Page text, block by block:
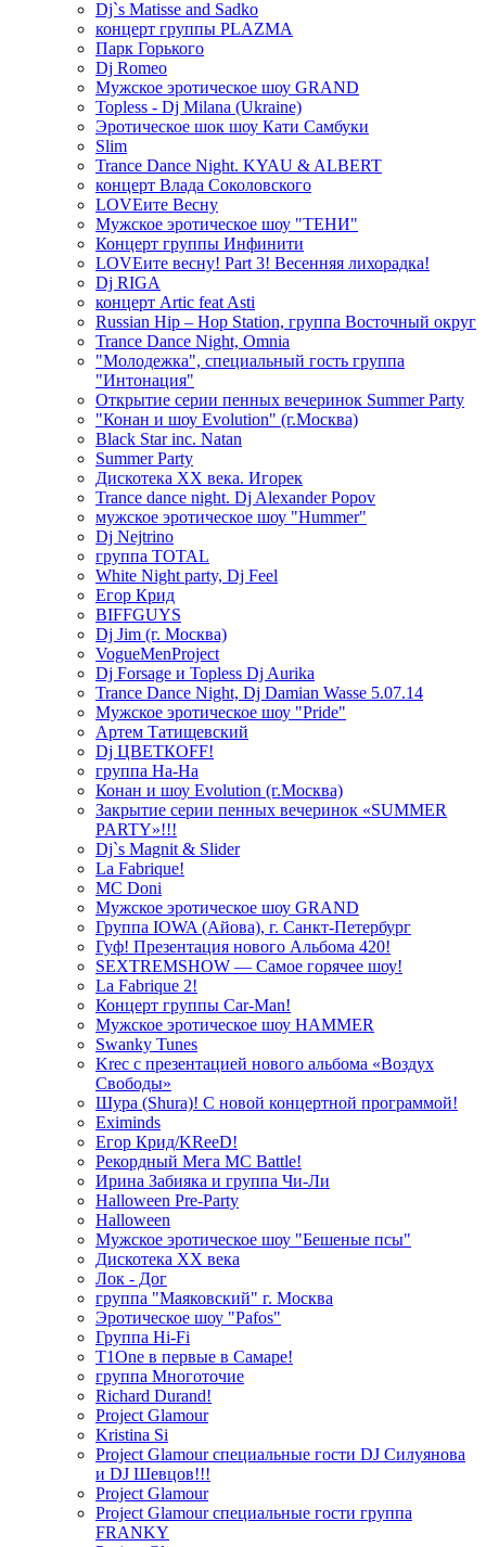
Dj`s Matisse and Sadko
концерт группы PLAZMA
Парк Горького
Dj Romeo
Мужское эротическое шоу GRAND
Topless - Dj Milana (Ukraine)
Эротическое шок шоу Кати Самбуки
Slim
Trance Dance Night. KYAU & ALBERT
концерт Влада Соколовского
LOVEите Весну
Мужское эротическое шоу "ТЕНИ"
Концерт группы Инфинити
LOVEите весну! Part 3! Весенняя лихорадка!
Dj RIGA
концерт Artic feat Asti
Russian Hip – Hop Station, группа Восточный округ
Trance Dance Night, Omnia
"Молодежка", специальный гость группа
"Интонация"
Открытие серии пенных вечеринок Summer Party
"Конан и шоу Evolution" (г.Москва)
Black Star inc. Natan
Summer Party
Дискотека ХХ века. Игорек
Trance dance night. Dj Alexander Popov
мужское эротическое шоу "Hummer"
Dj Nejtrino
группа TOTAL
White Night party, Dj Feel
Егор Крид
BIFFGUYS
Dj Jim (г. Москва)
VogueMenProject
Dj Forsage и Topless Dj Aurika
Trance Dance Night, Dj Damian Wasse 5.07.14
Мужское эротическое шоу "Pride"
Артем Татищевский
Dj ЦВЕТКOFF!
группа На-На
Конан и шоу Evolution (г.Москва)
Закрытие серии пенных вечеринок «SUMMER
PARTY»!!!
Dj`s Magnit & Slider
La Fabrique!
MC Doni
Мужское эротическое шоу GRAND
Группа IOWA (Айова), г. Санкт-Петербург
Гуф! Презентация нового Альбома 420!
SEXTREMSHOW — Самое горячее шоу!
La Fabrique 2!
Концерт группы Car-Man!
Мужское эротическое шоу HAMMER
Swanky Tunes
Krec с презентацией нового альбома «Воздух
Свободы»
Шура (Shura)! С новой концертной программой!
Eximinds
Егор Крид/KReeD!
Рекордный Мега МС Battle!
Ирина Забияка и группа Чи-Ли
Halloween Pre-Party
Halloween
Мужское эротическое шоу "Бешеные псы"
Дискотека ХХ века
Лок - Дог
группа "Маяковский" г. Москва
Эротическое шоу "Pafos"
Группа Hi-Fi
T1One в первые в Самаре!
группа Многоточие
Richard Durand!
Project Glamour
Kristina Si
Project Glamour специальные гости DJ Силуянова
и DJ Шевцов!!!
Project Glamour
Project Glamour специальные гости группа
FRANKY